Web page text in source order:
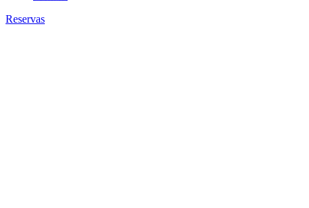
Reservas